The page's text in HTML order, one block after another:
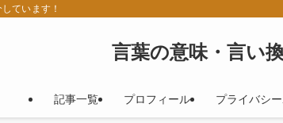
ています！
言葉の意味・言い
記事一覧 プロフィール プライバシ